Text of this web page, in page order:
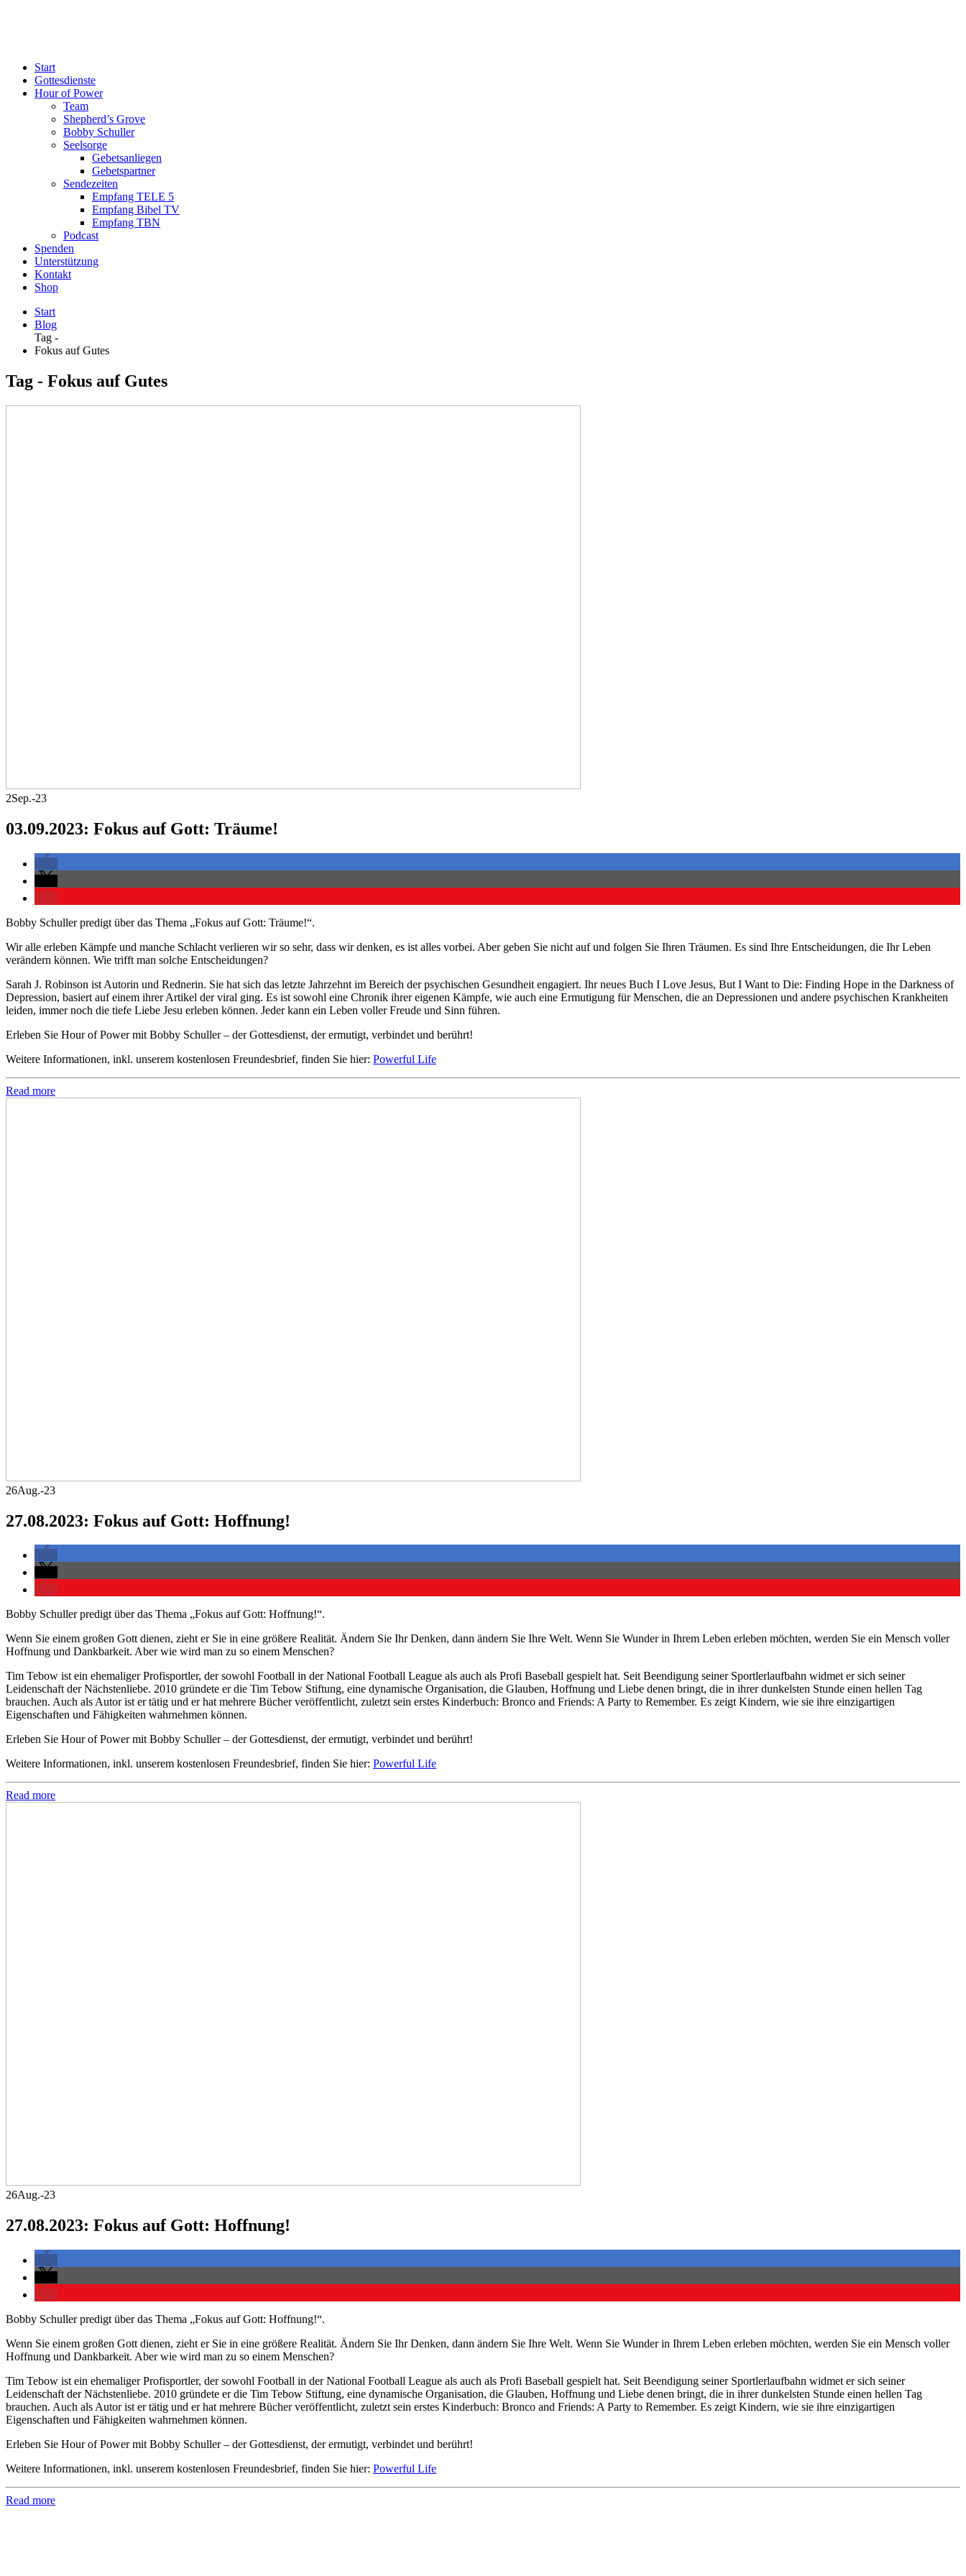
Start
Gottesdienste
Hour of Power
Team
Shepherd’s Grove
Bobby Schuller
Seelsorge
Gebetsanliegen
Gebetspartner
Sendezeiten
Empfang TELE 5
Empfang Bibel TV
Empfang TBN
Podcast
Spenden
Unterstützung
Kontakt
Shop
Start
Blog
Tag -
Fokus auf Gutes
Tag - Fokus auf Gutes
2Sep.-23
03.09.2023: Fokus auf Gott: Träume!
Bobby Schuller predigt über das Thema „Fokus auf Gott: Träume!“.
Wir alle erleben Kämpfe und manche Schlacht verlieren wir so sehr, dass wir denken, es ist alles vorbei. Aber geben Sie nicht auf und folgen Sie Ihren Träumen. Es sind Ihre Entscheidungen, die Ihr Leben
verändern können. Wie trifft man solche Entscheidungen?
Sarah J. Robinson ist Autorin und Rednerin. Sie hat sich das letzte Jahrzehnt im Bereich der psychischen Gesundheit engagiert. Ihr neues Buch I Love Jesus, But I Want to Die: Finding Hope in the Darkness of
Depression, basiert auf einem ihrer Artikel der viral ging. Es ist sowohl eine Chronik ihrer eigenen Kämpfe, wie auch eine Ermutigung für Menschen, die an Depressionen und andere psychischen Krankheiten
leiden, immer noch die tiefe Liebe Jesu erleben können. Jeder kann ein Leben voller Freude und Sinn führen.
Erleben Sie Hour of Power mit Bobby Schuller – der Gottesdienst, der ermutigt, verbindet und berührt!
Weitere Informationen, inkl. unserem kostenlosen Freundesbrief, finden Sie hier: Powerful Life
Read more
26Aug.-23
27.08.2023: Fokus auf Gott: Hoffnung!
Bobby Schuller predigt über das Thema „Fokus auf Gott: Hoffnung!“.
Wenn Sie einem großen Gott dienen, zieht er Sie in eine größere Realität. Ändern Sie Ihr Denken, dann ändern Sie Ihre Welt. Wenn Sie Wunder in Ihrem Leben erleben möchten, werden Sie ein Mensch voller
Hoffnung und Dankbarkeit. Aber wie wird man zu so einem Menschen?
Tim Tebow ist ein ehemaliger Profisportler, der sowohl Football in der National Football League als auch als Profi Baseball gespielt hat. Seit Beendigung seiner Sportlerlaufbahn widmet er sich seiner
Leidenschaft der Nächstenliebe. 2010 gründete er die Tim Tebow Stiftung, eine dynamische Organisation, die Glauben, Hoffnung und Liebe denen bringt, die in ihrer dunkelsten Stunde einen hellen Tag
brauchen. Auch als Autor ist er tätig und er hat mehrere Bücher veröffentlicht, zuletzt sein erstes Kinderbuch: Bronco and Friends: A Party to Remember. Es zeigt Kindern, wie sie ihre einzigartigen
Eigenschaften und Fähigkeiten wahrnehmen können.
Erleben Sie Hour of Power mit Bobby Schuller – der Gottesdienst, der ermutigt, verbindet und berührt!
Weitere Informationen, inkl. unserem kostenlosen Freundesbrief, finden Sie hier: Powerful Life
Read more
26Aug.-23
27.08.2023: Fokus auf Gott: Hoffnung!
Bobby Schuller predigt über das Thema „Fokus auf Gott: Hoffnung!“.
Wenn Sie einem großen Gott dienen, zieht er Sie in eine größere Realität. Ändern Sie Ihr Denken, dann ändern Sie Ihre Welt. Wenn Sie Wunder in Ihrem Leben erleben möchten, werden Sie ein Mensch voller
Hoffnung und Dankbarkeit. Aber wie wird man zu so einem Menschen?
Tim Tebow ist ein ehemaliger Profisportler, der sowohl Football in der National Football League als auch als Profi Baseball gespielt hat. Seit Beendigung seiner Sportlerlaufbahn widmet er sich seiner
Leidenschaft der Nächstenliebe. 2010 gründete er die Tim Tebow Stiftung, eine dynamische Organisation, die Glauben, Hoffnung und Liebe denen bringt, die in ihrer dunkelsten Stunde einen hellen Tag
brauchen. Auch als Autor ist er tätig und er hat mehrere Bücher veröffentlicht, zuletzt sein erstes Kinderbuch: Bronco and Friends: A Party to Remember. Es zeigt Kindern, wie sie ihre einzigartigen
Eigenschaften und Fähigkeiten wahrnehmen können.
Erleben Sie Hour of Power mit Bobby Schuller – der Gottesdienst, der ermutigt, verbindet und berührt!
Weitere Informationen, inkl. unserem kostenlosen Freundesbrief, finden Sie hier: Powerful Life
Read more